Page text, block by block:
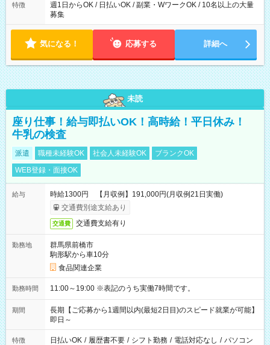
特徴
週1日からOK / 日払いOK / 副業・WワークOK / 10名以上の大量
募集
気になる！ 応募する 詳細へ
未読
座り仕事！給与即払いOK！高時給！平日休み！
牛乳の検査
派遣 職種未経験OK 社会人未経験OK
ブランクOK
WEB登録・面接OK
給与
時給1300円 【月収例】191,000円(月収例21日実働)
交通費別途支給あり
交通費 交通費支給有り
勤務地
群馬県前橋市
駒形駅から車10分
食品関連企業
勤務時間 11:00～19:00 ※表記のうち実働7時間です。
期間
長期【ご応募から1週間以内(最短2日目)のスピード就業が可能】
即日～
特徴 日払いOK / 履歴書不要 / シフト勤務 / 電話対応なし / パソコン